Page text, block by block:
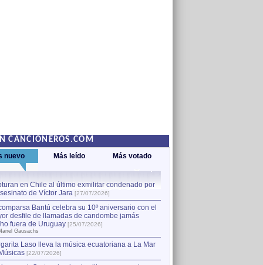
CANCIONEROS.COM
nuevo Más leído Más votado
en Chile al último exmilitar condenado por
de Víctor Jara [27/07/2026]
Bantú celebra su 10º aniversario con el
desfile de llamadas de candombe jamás
fuera de Uruguay [25/07/2026]
Gausachs
Laso lleva la música ecuatoriana a La Mar
[22/07/2026]